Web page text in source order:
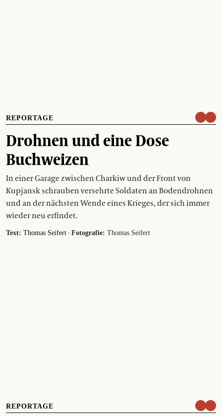
REPORTAGE
Drohnen und eine Dose
Buchweizen
In einer Garage zwischen Charkiw und der Front von
Kupjansk schrauben versehrte Soldaten an Bodendrohnen
und an der nächsten Wende eines Krieges, der sich immer
wieder neu erfindet.
Text: Thomas Seifert · Fotografie: Thomas Seifert
REPORTAGE